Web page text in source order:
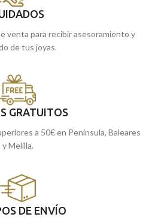
venta para recibir asesoramiento y
de tus joyas.
GRATUITOS
a 50€ en Península, Baleares
y Melilla.
DE ENVÍO